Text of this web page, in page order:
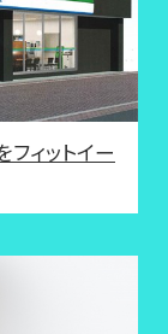
ィットイー